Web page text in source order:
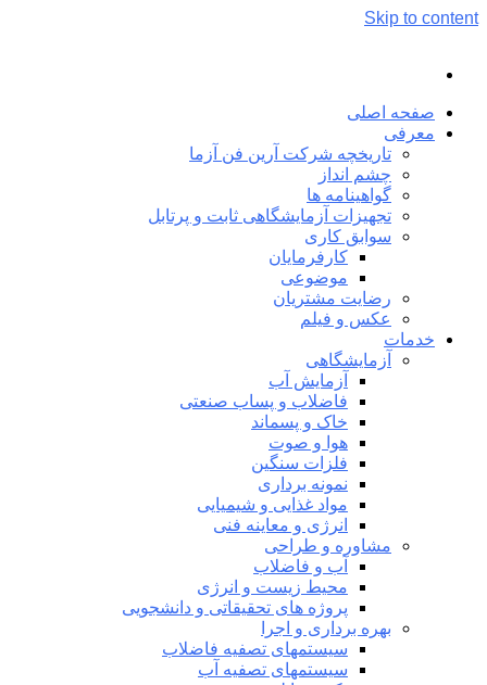
Skip to content
صفحه اصلی
معرفی
تاریخچه شرکت آرین فن آزما
چشم انداز
گواهینامه ها
تجهیزات آزمایشگاهی ثابت و پرتابل
سوابق کاری
کارفرمایان
موضوعی
رضایت مشتریان
عکس و فیلم
خدمات
آزمایشگاهی
آزمایش آب
فاضلاب و پساب صنعتی
خاک و پسماند
هوا و صوت
فلزات سنگین
نمونه برداری
مواد غذایی و شیمیایی
انرژی و معاینه فنی
مشاوره و طراحی
آب و فاضلاب
محیط زیست و انرژی
پروژه های تحقیقاتی و دانشجویی
بهره برداری و اجرا
سیستمهای تصفیه فاضلاب
سیستمهای تصفیه آب